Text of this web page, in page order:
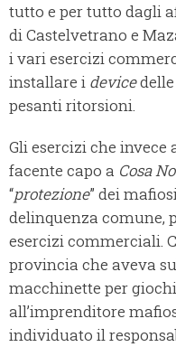
tutto e per tutto dagli
di Castelvetrano e
i vari esercizi
installare i devicedelle
pesanti ritorsioni.
Gli esercizi che
facente capo a Cosa
“protezione” dei
delinquenza comune,
esercizi commerciali.
provincia che aveva
macchinette per
all’imprenditore
individuato il